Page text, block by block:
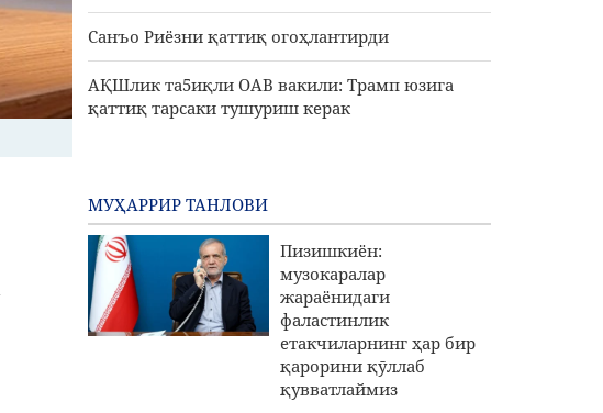
Санъо Риёзни қаттиқ огоҳлантирди
АҚШлик та5иқли ОАВ вакили: Трамп юзига
қаттиқ тарсаки тушуриш керак
МУҲАРРИР ТАНЛОВИ
Пизишкиён:
музокаралар
жараёнидаги
фаластинлик
етакчиларнинг ҳар бир
қарорини қӯллаб
қувватлаймиз